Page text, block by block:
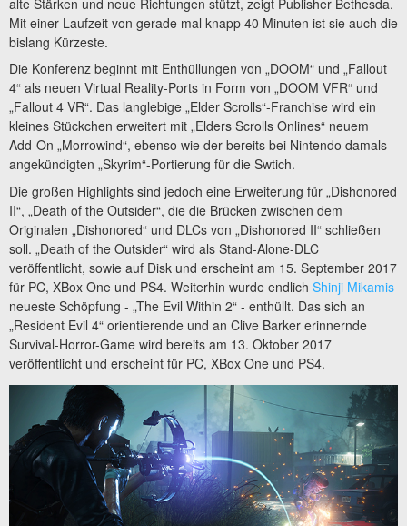
Mit einer Laufzeit von gerade mal knapp 40 Minuten ist sie auch die
bislang Kürzeste.
Die Konferenz beginnt mit Enthüllungen von „DOOM“ und „Fallout
4“ als neuen Virtual Reality-Ports in Form von „DOOM VFR“ und
„Fallout 4 VR“. Das langlebige „Elder Scrolls“-Franchise wird ein
kleines Stückchen erweitert mit „Elders Scrolls Onlines“ neuem
Add-On „Morrowind“, ebenso wie der bereits bei Nintendo damals
angekündigten „Skyrim“-Portierung für die Swtich.
Die großen Highlights sind jedoch eine Erweiterung für „Dishonored
II“, „Death of the Outsider“, die die Brücken zwischen dem
Originalen „Dishonored“ und DLCs von „Dishonored II“ schließen
soll. „Death of the Outsider“ wird als Stand-Alone-DLC
veröffentlicht, sowie auf Disk und erscheint am 15. September 2017
für PC, XBox One und PS4. Weiterhin wurde endlich Shinji Mikamis
neueste Schöpfung - „The Evil Within 2“ - enthüllt. Das sich an
„Resident Evil 4“ orientierende und an Clive Barker erinnernde
Survival-Horror-Game wird bereits am 13. Oktober 2017
veröffentlicht und erscheint für PC, XBox One und PS4.